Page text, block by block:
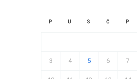
P U S Č P
3 4 5 6 7